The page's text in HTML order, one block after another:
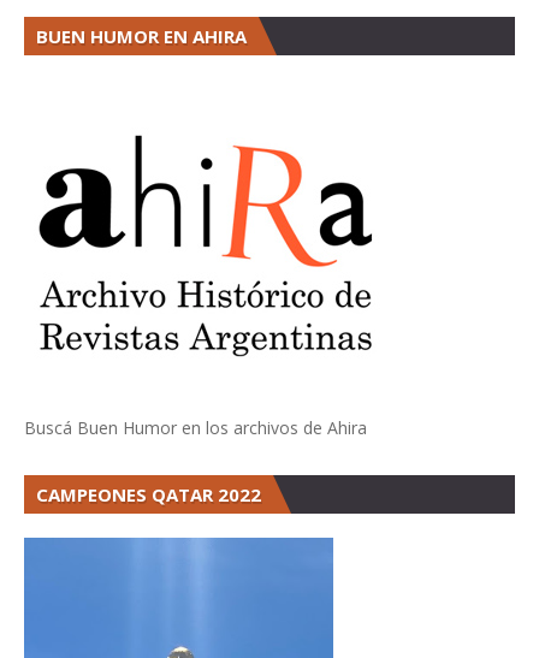
BUEN HUMOR EN AHIRA
Buscá Buen Humor en los archivos de Ahira
CAMPEONES QATAR 2022